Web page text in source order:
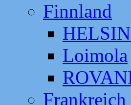
Finnland
Loimola
Frankreich